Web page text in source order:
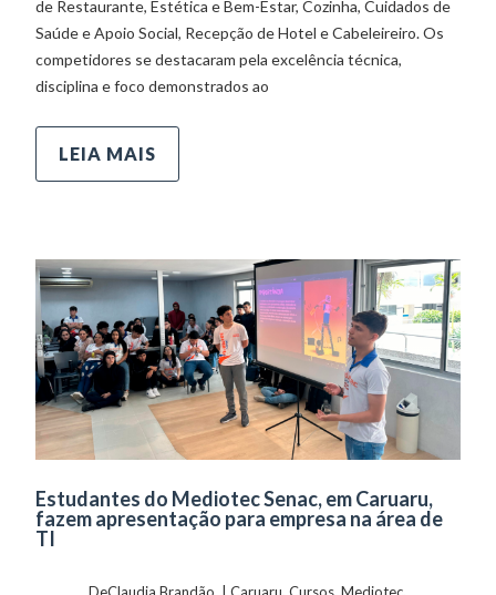
de Restaurante, Estética e Bem-Estar, Cozinha, Cuidados de
Saúde e Apoio Social, Recepção de Hotel e Cabeleireiro. Os
competidores se destacaram pela excelência técnica,
disciplina e foco demonstrados ao
LEIA MAIS
Estudantes do Mediotec Senac, em Caruaru,
fazem apresentação para empresa na área de
TI
	    	DeClaudia Brandão  |
Caruaru, Cursos, Mediotec